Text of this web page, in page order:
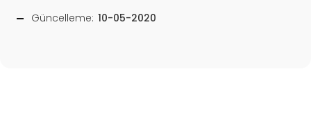
Güncelleme: 10-05-2020